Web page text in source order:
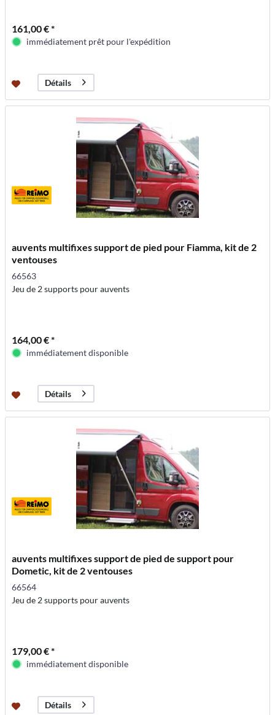
161,00 € *
immédiatement prêt pour l'expédition
Détails
auvents multifixes support de pied pour Fiamma, kit de 2
ventouses
66563
Jeu de 2 supports pour auvents
164,00 € *
immédiatement disponible
Détails
auvents multifixes support de pied de support pour
Dometic, kit de 2 ventouses
66564
Jeu de 2 supports pour auvents
179,00 € *
immédiatement disponible
Détails